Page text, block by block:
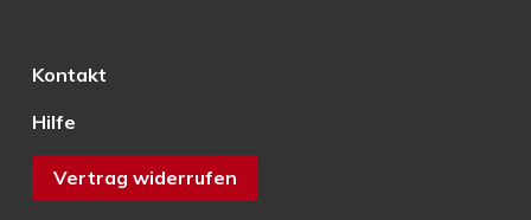
Kontakt
Hilfe
Vertrag widerrufen